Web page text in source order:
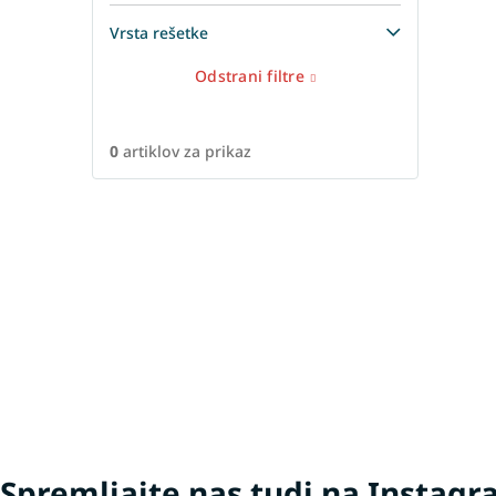
Vrsta rešetke
Odstrani filtre
0 artiklov za prikaz